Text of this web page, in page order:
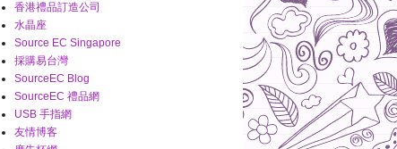
香港禮品訂造公司
水晶座
Source EC Singapore
採購易台灣
SourceEC Blog
SourceEC 禮品網
USB 手指網
友情博客